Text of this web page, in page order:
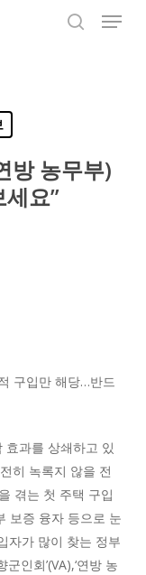
Menu
방 농무부)
요”
구입만 해당…반드
효과를 상쇄하고 있
히 녹록지 않을 전
겪는 첫 주택 구입
보증 융자 등으로 눈
자가 많이 찾는 정부
인회’(VA),‘연방 농